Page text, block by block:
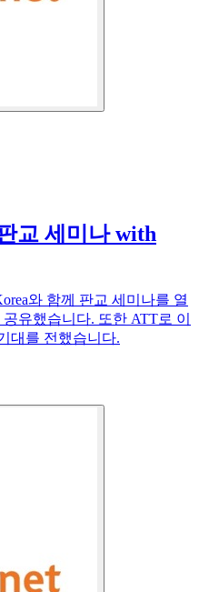
교 세미나 with
와 함께 판교 세미나를 열
유했습니다. 또한 ATT로 이
대를 전했습니다.